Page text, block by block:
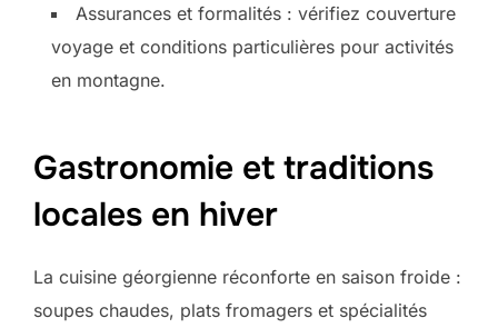
Assurances et formalités : vérifiez couverture
voyage et conditions particulières pour activités
en montagne.
Gastronomie et traditions
locales en hiver
La cuisine géorgienne réconforte en saison froide :
soupes chaudes, plats fromagers et spécialités